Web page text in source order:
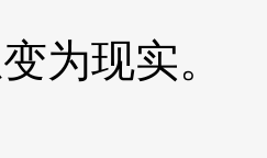
为现实。